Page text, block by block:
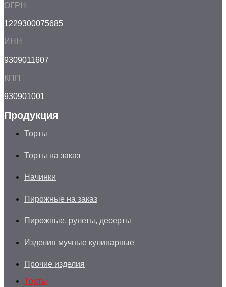
ОГРН
1229300075685
ИНН
9309011607
КПП
930901001
Продукция
Торты
Торты на заказ
Начинки
Пирожные на заказ
Пирожные, рулеты, десерты
Изделия мучные кулинарные
Прочие изделия
Торты